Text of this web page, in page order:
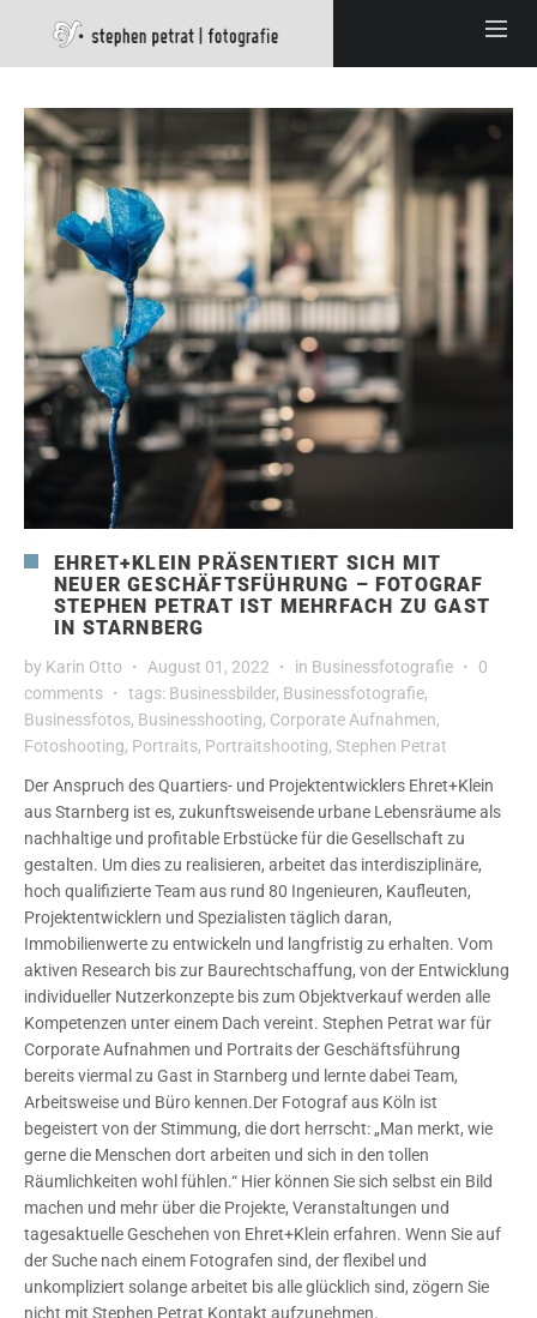
EHRET+KLEIN PRÄSENTIERT SICH MIT
NEUER GESCHÄFTSFÜHRUNG – FOTOGRAF
STEPHEN PETRAT IST MEHRFACH ZU GAST
IN STARNBERG
by Karin Otto August 01, 2022 in Businessfotografie
0
comments
tags: Businessbilder, Businessfotografie,
Businessfotos, Businesshooting, Corporate Aufnahmen,
Fotoshooting, Portraits, Portraitshooting, Stephen Petrat
Der Anspruch des Quartiers- und Projektentwicklers Ehret+Klein
aus Starnberg ist es, zukunftsweisende urbane Lebensräume als
nachhaltige und profitable Erbstücke für die Gesellschaft zu
gestalten. Um dies zu realisieren, arbeitet das interdisziplinäre,
hoch qualifizierte Team aus rund 80 Ingenieuren, Kaufleuten,
Projektentwicklern und Spezialisten täglich daran,
Immobilienwerte zu entwickeln und langfristig zu erhalten. Vom
aktiven Research bis zur Baurechtschaffung, von der Entwicklung
individueller Nutzerkonzepte bis zum Objektverkauf werden alle
Kompetenzen unter einem Dach vereint. Stephen Petrat war für
Corporate Aufnahmen und Portraits der Geschäftsführung
bereits viermal zu Gast in Starnberg und lernte dabei Team,
Arbeitsweise und Büro kennen.Der Fotograf aus Köln ist
begeistert von der Stimmung, die dort herrscht: „Man merkt, wie
gerne die Menschen dort arbeiten und sich in den tollen
Räumlichkeiten wohl fühlen.“ Hier können Sie sich selbst ein Bild
machen und mehr über die Projekte, Veranstaltungen und
tagesaktuelle Geschehen von Ehret+Klein erfahren. Wenn Sie auf
der Suche nach einem Fotografen sind, der flexibel und
unkompliziert solange arbeitet bis alle glücklich sind, zögern Sie
nicht mit Stephen Petrat Kontakt aufzunehmen.